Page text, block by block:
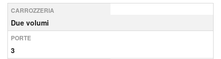
CARROZZERIA
Due volumi
PORTE
3